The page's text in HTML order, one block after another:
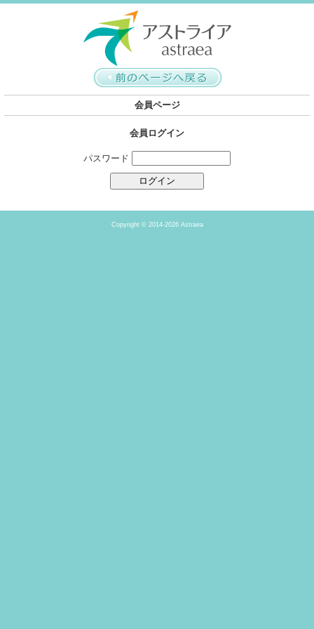
会員ページ
会員ログイン
パスワード
Copyright © 2014-2026 Astraea